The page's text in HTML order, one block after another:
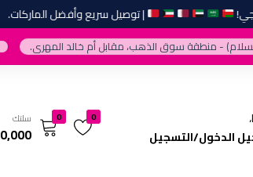
| توصيل سريع وأفضل الماركات.
- منطقة سوق الذهب، مقابل أم خالد المهري.
الدخول/التسجيل
0
0 سلتك
0,000